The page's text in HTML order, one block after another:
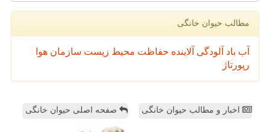
مطالب حیوان خانگی
آب باد آلودگی آلاینده حفاظت محیط زیست سازمان هوا
رپورتاژ
اخبار و مطالب حیوان خانگی صفحه اصلی حیوان خانگی